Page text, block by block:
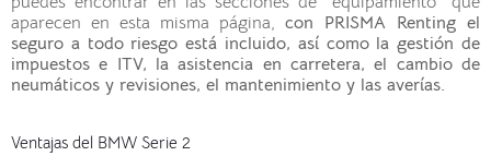
aparecen en esta misma página, con PRISMA Renting el
seguro a todo riesgo está incluido, así como la gestión de
impuestos e ITV, la asistencia en carretera, el cambio de
neumáticos y revisiones, el mantenimiento y las averías.
Ventajas del BMW Serie 2